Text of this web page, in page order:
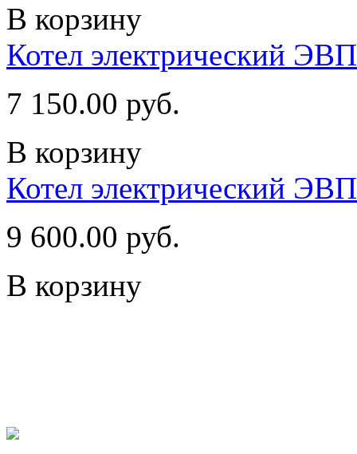
В корзину
Котел электрический
7 150.00 руб.
В корзину
Котел электрический
9 600.00 руб.
В корзину